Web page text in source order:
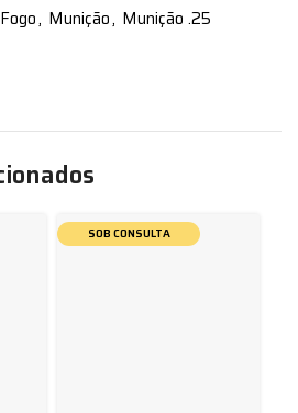
, Munição, Munição .25
SOB CONSULTA